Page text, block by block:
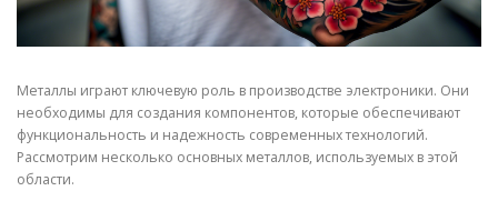
Металлы играют ключевую роль в производстве электроники. Они
необходимы для создания компонентов, которые обеспечивают
функциональность и надежность современных технологий.
Рассмотрим несколько основных металлов, используемых в этой
области.